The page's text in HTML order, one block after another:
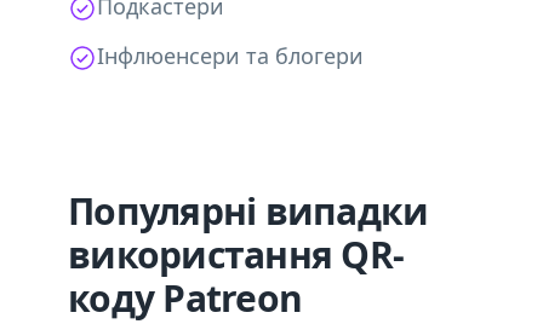
Подкастери
Інфлюенсери та блогери
Популярні випадки
використання QR-
коду Patreon